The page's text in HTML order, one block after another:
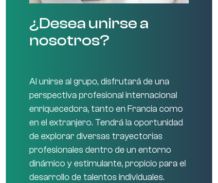
¿Desea unirse a
nosotros?
Al unirse al grupo, disfrutará de una
perspectiva profesional internacional
enriquecedora, tanto en Francia como
en el extranjero. Tendrá la oportunidad
de explorar diversas trayectorias
profesionales dentro de un entorno
dinámico y estimulante, propicio para el
desarrollo de talentos individuales.